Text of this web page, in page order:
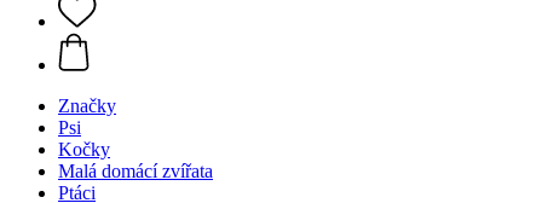
Značky
Psi
Kočky
Malá domácí zvířata
Ptáci